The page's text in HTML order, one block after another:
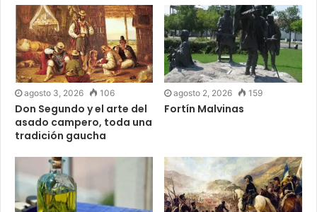
agosto 3, 2026 106
Don Segundo y el arte del
asado campero, toda una
tradición gaucha
agosto 2, 2026 159
Fortín Malvinas